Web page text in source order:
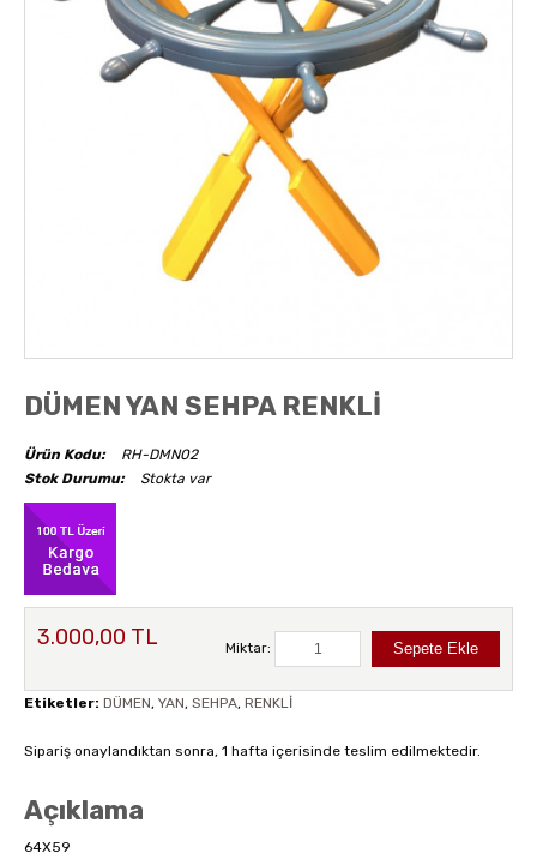
AYNALAR
DÜMEN YAN SEHPA RENKLİ
Ürün Kodu:
RH-DMN02
Stok Durumu:
Stokta var
3.000,00 TL Miktar:
Etiketler: DÜMEN, YAN, SEHPA, RENKLİ
Sipariş onaylandıktan sonra, 1 hafta içerisinde teslim edilmektedir.
Açıklama
64X59